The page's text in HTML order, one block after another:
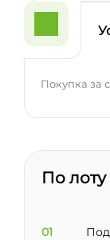
Покупка за
По
01